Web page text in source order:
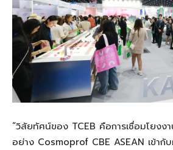
“วิสัยทัศน์ของ TCEB คือการเชื่อมโยงง
อย่าง Cosmoprof CBE ASEAN เข้ากับ